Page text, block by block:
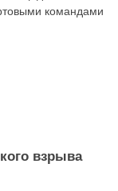
командами
взрыва